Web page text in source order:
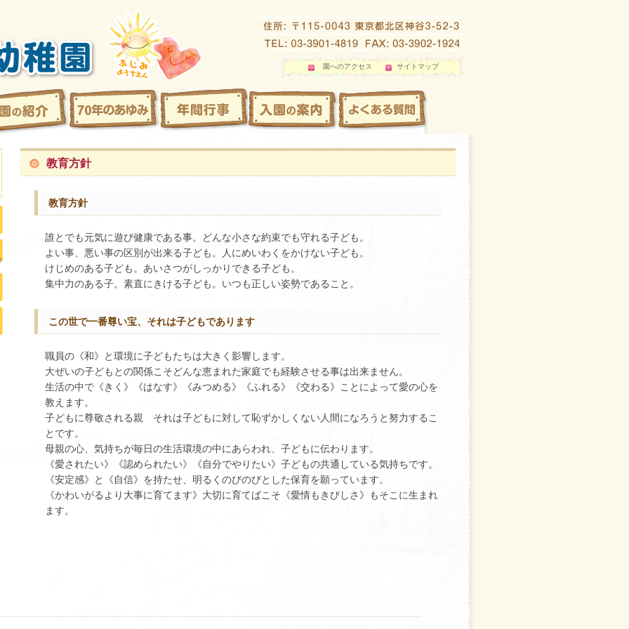
園へのアクセス サイトマップ
教育方針
教育方針
誰とでも元気に遊び健康である事。どんな小さな約束でも守れる子ども。
よい事、悪い事の区別が出来る子ども。人にめいわくをかけない子ども。
けじめのある子ども。あいさつがしっかりできる子ども。
集中力のある子。素直にきける子ども。いつも正しい姿勢であること。
この世で一番尊い宝、それは子どもであります
職員の《和》と環境に子どもたちは大きく影響します。
大ぜいの子どもとの関係こそどんな恵まれた家庭でも経験させる事は出来ません。
生活の中で《きく》《はなす》《みつめる》《ふれる》《交わる》ことによって愛の心を
教えます。
子どもに尊敬される親 それは子どもに対して恥ずかしくない人間になろうと努力するこ
とです。
母親の心、気持ちが毎日の生活環境の中にあらわれ、子どもに伝わります。
《愛されたい》《認められたい》《自分でやりたい》子どもの共通している気持ちです。
《安定感》と《自信》を持たせ、明るくのびのびとした保育を願っています。
《かわいがるより大事に育てます》大切に育てばこそ《愛情もきびしさ》もそこに生まれ
ます。